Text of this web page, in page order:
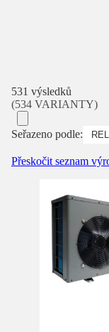
531 výsledků
(534 VARIANTY)
Seřazeno podle:
Přeskočit seznam